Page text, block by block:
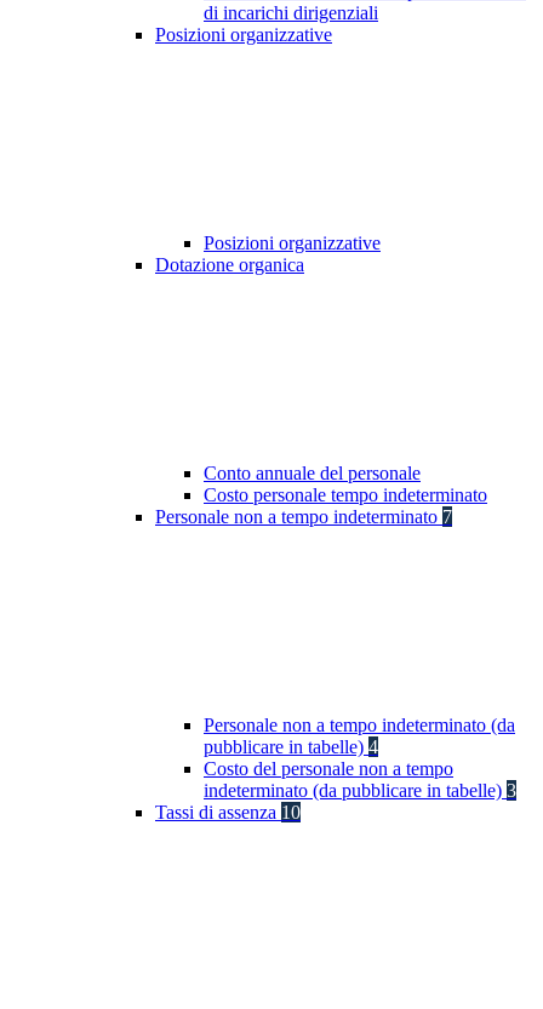
di incarichi dirigenziali
Posizioni organizzative
Posizioni organizzative
Dotazione organica
Conto annuale del personale
Costo personale tempo indeterminato
Personale non a tempo indeterminato 7
Personale non a tempo indeterminato (da
pubblicare in tabelle) 4
Costo del personale non a tempo
indeterminato (da pubblicare in tabelle) 3
Tassi di assenza 10